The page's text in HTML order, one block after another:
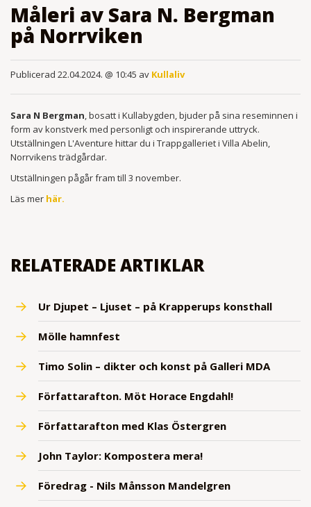
Måleri av Sara N. Bergman
på Norrviken
Publicerad 22.04.2024. @ 10:45 av Kullaliv
Sara N Bergman, bosatt i Kullabygden, bjuder på sina reseminnen i
form av konstverk med personligt och inspirerande uttryck.
Utställningen L'Aventure hittar du i Trappgalleriet i Villa Abelin,
Norrvikens trädgårdar.
Utställningen pågår fram till 3 november.
Läs mer här.
RELATERADE ARTIKLAR
Ur Djupet – Ljuset – på Krapperups konsthall
Mölle hamnfest
Timo Solin – dikter och konst på Galleri MDA
Författarafton. Möt Horace Engdahl!
Författarafton med Klas Östergren
John Taylor: Kompostera mera!
Föredrag - Nils Månsson Mandelgren